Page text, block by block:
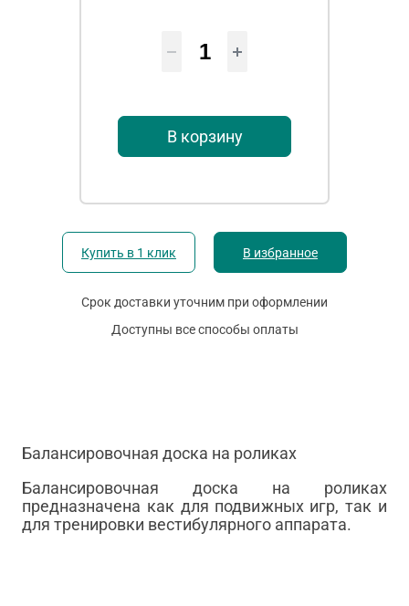
В корзину
Купить в 1 клик В избранное
Срок доставки уточним при оформлении
Доступны все способы оплаты
Балансировочная доска на роликах
Балансировочная доска на роликах
предназначена как для подвижных игр, так и
для тренировки вестибулярного аппарата.